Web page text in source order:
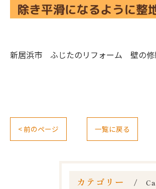
新居浜市 ふじたのリフォーム 壁の修
< 前のページ 一覧に戻る
カテゴリー